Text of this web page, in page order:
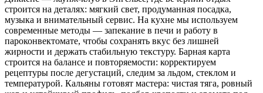
строится на деталях: мягкий свет, продуманная посадка,
музыка и внимательный сервис. На кухне мы используем
современные методы — запекание в печи и работу в
пароконвектомате, чтобы сохранять вкус без лишней
жирности и держать стабильную текстуру. Барная карта
строится на балансе и повторяемости: корректируем
рецептуры после дегустаций, следим за льдом, стеклом и
температурой. Кальяны готовят мастера: чистая тяга, ровный